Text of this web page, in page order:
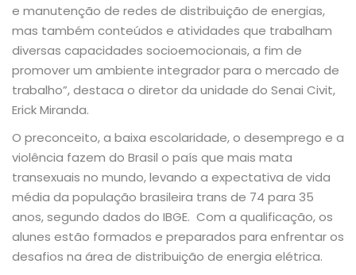
e manutenção de redes de distribuição de energias,
mas também conteúdos e atividades que trabalham
diversas capacidades socioemocionais, a fim de
promover um ambiente integrador para o mercado de
trabalho”, destaca o diretor da unidade do Senai Civit,
Erick Miranda.
O preconceito, a baixa escolaridade, o desemprego e a
violência fazem do Brasil o país que mais mata
transexuais no mundo, levando a expectativa de vida
média da população brasileira trans de 74 para 35
anos, segundo dados do IBGE. Com a qualificação, os
alunes estão formados e preparados para enfrentar os
desafios na área de distribuição de energia elétrica.